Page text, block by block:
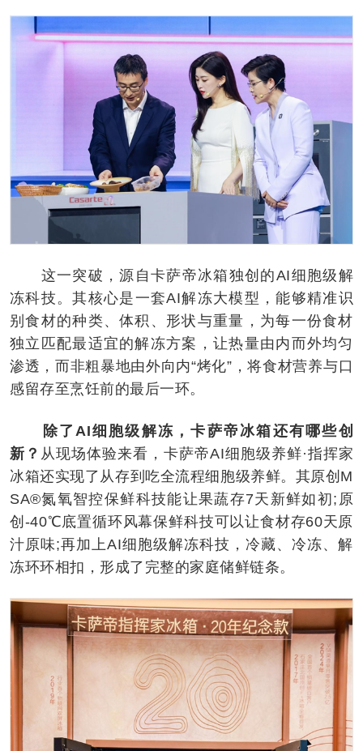
这一突破，源自卡萨帝冰箱独创的AI细胞级解
冻科技。其核心是一套AI解冻大模型，能够精准识
别食材的种类、体积、形状与重量，为每一份食材
独立匹配最适宜的解冻方案，让热量由内而外均匀
渗透，而非粗暴地由外向内“烤化”，将食材营养与口
感留存至烹饪前的最后一环。
除了 AI细胞级解冻，卡萨帝冰箱还有哪些创
新？ 从现场体验来看，卡萨帝AI细胞级养鲜·指挥家
冰箱还实现了从存到吃全流程细胞级养鲜。其原创M
SA®氮氧智控保鲜科技能让果蔬存7天新鲜如初;原
创-40℃底置循环风幕保鲜科技可以让食材存60天原
汁原味;再加上AI细胞级解冻科技，冷藏、冷冻、解
冻环环相扣，形成了完整的家庭储鲜链条。